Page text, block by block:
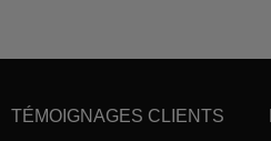
TÉMOIGNAGES CLIENTS